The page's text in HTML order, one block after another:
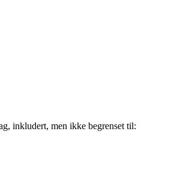
inkludert, men ikke begrenset til: